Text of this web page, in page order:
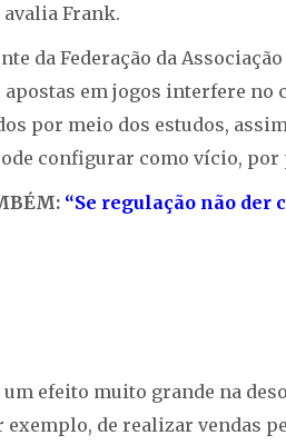
Frank.
da Federação da
apostas em jogos interfere
por meio dos estudos,
configurar como vício, por
“Se regulação não der
um efeito muito grande na
exemplo, de realizar vendas